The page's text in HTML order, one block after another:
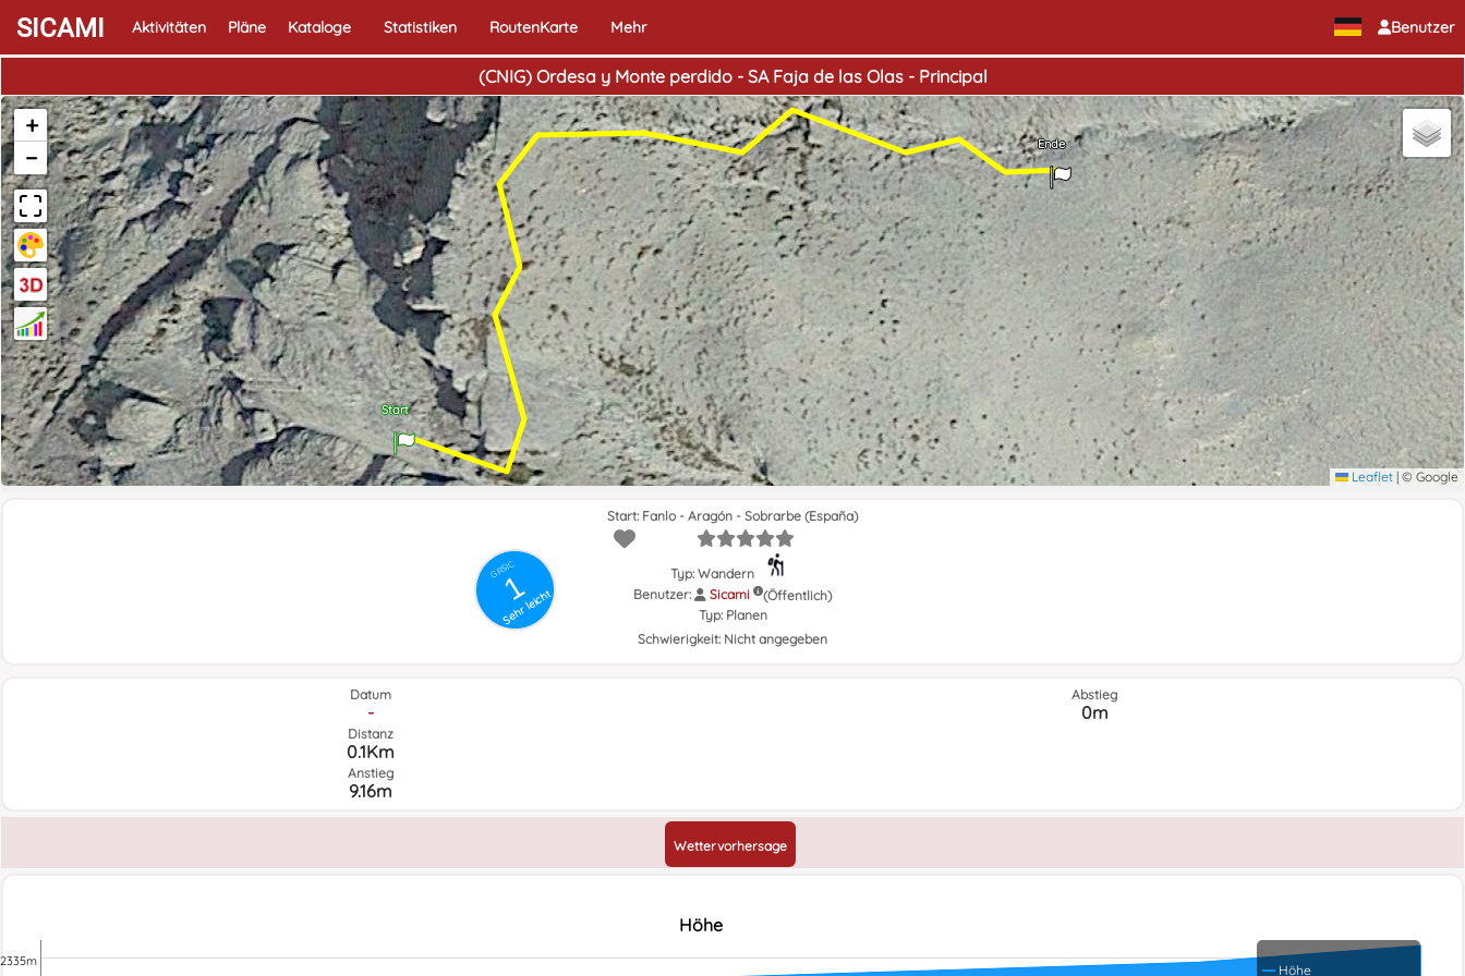
Benutzer
SICAMI Aktivitäten Pläne Kataloge Statistiken RoutenKarte Mehr
(CNIG) Ordesa y Monte perdido - SA Faja de las Olas - Principal
Start
Ende
+
−
Leaflet | © Google
GRSIC
1
Sehr leicht
Start: Fanlo - Aragón - Sobrarbe (España)
Typ: Wandern
Benutzer:
Sicami
(Öffentlich)
Typ: Planen
Schwierigkeit: Nicht angegeben
Datum
-
Distanz
0.1Km
Anstieg
9.16m
Abstieg
0m
Wettervorhersage
Höhe
Höhe
2335m